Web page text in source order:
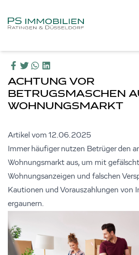
ACHTUNG VOR
BETRUGSMASCHEN
WOHNUNGSMARKT
Artikel vom 12.06.2025
Immer häufiger nutzen Betrüger den
Wohnungsmarkt aus, um mit
Wohnungsanzeigen und falschen
Kautionen und Vorauszahlungen von
ergaunern.